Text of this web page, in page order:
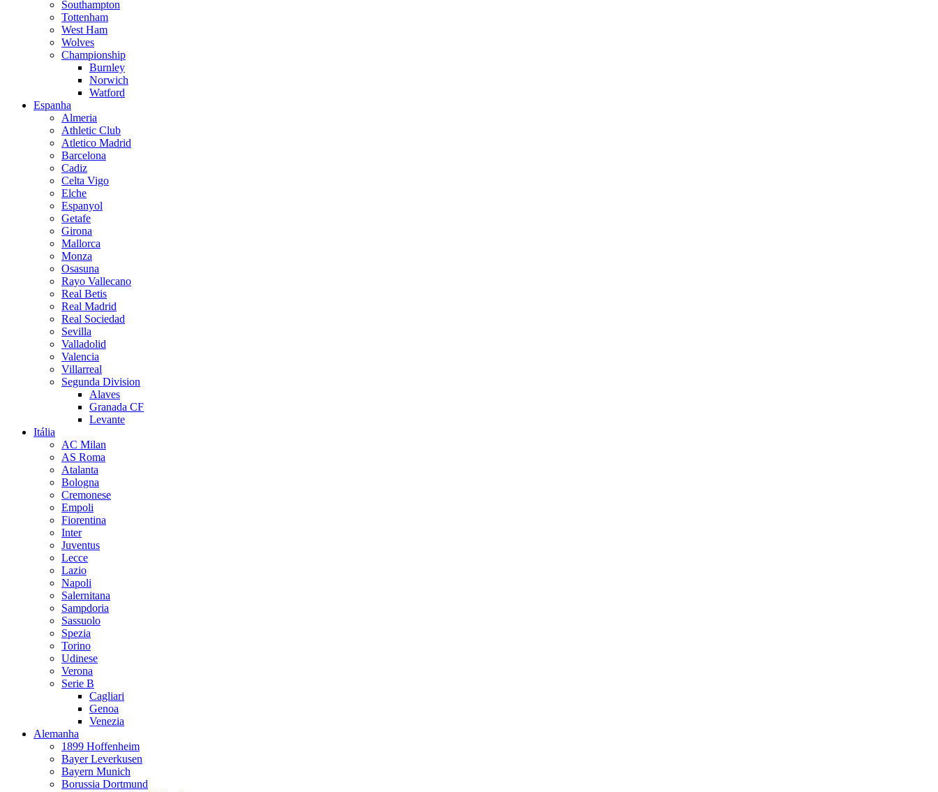
Southampton
Tottenham
West Ham
Wolves
Championship
Burnley
Norwich
Watford
Espanha
Almeria
Athletic Club
Atletico Madrid
Barcelona
Cadiz
Celta Vigo
Elche
Espanyol
Getafe
Girona
Mallorca
Monza
Osasuna
Rayo Vallecano
Real Betis
Real Madrid
Real Sociedad
Sevilla
Valladolid
Valencia
Villarreal
Segunda Division
Alaves
Granada CF
Levante
Itália
AC Milan
AS Roma
Atalanta
Bologna
Cremonese
Empoli
Fiorentina
Inter
Juventus
Lecce
Lazio
Napoli
Salernitana
Sampdoria
Sassuolo
Spezia
Torino
Udinese
Verona
Serie B
Cagliari
Genoa
Venezia
Alemanha
1899 Hoffenheim
Bayer Leverkusen
Bayern Munich
Borussia Dortmund